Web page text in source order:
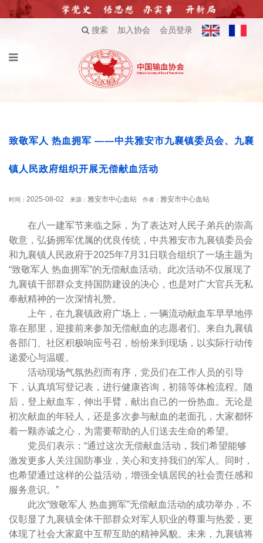
搜索 加入协会 会员登录
致敬军人 热血拥军 ——中共雅安市九襄镇委员会、九襄
镇人民政府组织开展无偿献血活动
时间： 2025-08-02 来源： 雅安市中心血站 作者： 雅安市中心血站
在八一建军节来临之际，为了表达对人民子弟兵的崇高
敬意，弘扬拥军优属的优良传统，中共雅安市九襄镇委员会
和九襄镇人民政府于2025年7月31日联合组织了一场主题为
“致敬军人 热血拥军”的无偿献血活动。此次活动不仅展现了
九襄镇干部群众支持国防建设的决心，也是对广大官兵无私
奉献精神的一次深情礼赞。
上午，在九襄镇政府广场上，一辆流动献血车早早地停
靠在那里，迎接前来参加无偿献血的志愿者们。来自九襄镇
各部门、社区积极响应号召，纷纷来到现场，以实际行动传
递爱心与温暖。
活动现场气氛热烈而有序，党员们在工作人员的引导
下，认真填写登记表，进行健康咨询，初筛等体检流程。随
后，登上献血车，伸出手臂，献出自己的一份热血。无论是
初次献血的年轻人，还是多次参与献血的老面孔，大家都怀
着一颗赤诚之心，为需要帮助的人们送去生命的希望。
党员们表示：“通过这次无偿献血活动，我们希望能够
激发更多人关注国防事业，关心和支持我们的军人。同时，
也希望通过这样的公益活动，增强全镇居民的社会责任感和
服务意识。”
此次“致敬军人 热血拥军”无偿献血活动的成功举办，不
仅彰显了九襄镇全体干部群众对军人职业的尊重与热爱，更
体现了社会大家庭中互帮互助的精神风貌。未来，九襄镇将